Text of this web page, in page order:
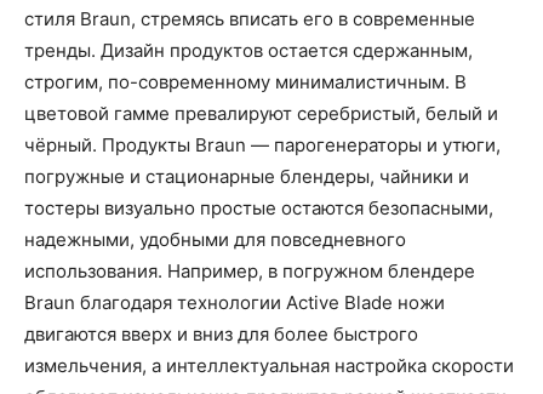
стиля Braun, стремясь вписать его в современные
тренды. Дизайн продуктов остается сдержанным,
строгим, по-современному минималистичным. В
цветовой гамме превалируют серебристый, белый и
чёрный. Продукты Braun — парогенераторы и утюги,
погружные и стационарные блендеры, чайники и
тостеры визуально простые остаются безопасными,
надежными, удобными для повседневного
использования. Например, в погружном блендере
Braun благодаря технологии Active Blade ножи
двигаются вверх и вниз для более быстрого
измельчения, а интеллектуальная настройка скорости